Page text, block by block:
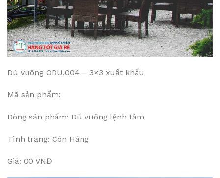
Dù vuông ODU.004 – 3×3 xuất khẩu
Mã sản phẩm:
Dòng sản phẩm: Dù vuông lệnh tâm
Tình trạng: Còn Hàng
Giá: 00 VNĐ